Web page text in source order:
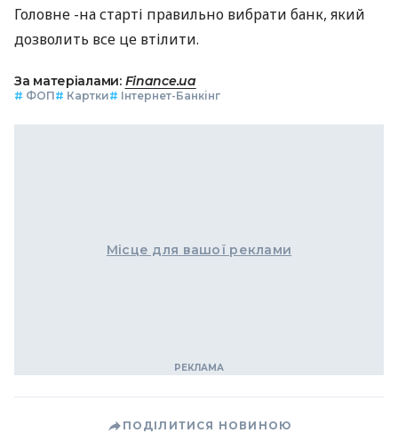
Головне -на старті правильно вибрати банк, який
дозволить все це втілити.
За матеріалами: Finance.ua
# ФОП# Картки# Інтернет-Банкінг
Місце для вашої реклами
ПОДІЛИТИСЯ НОВИНОЮ